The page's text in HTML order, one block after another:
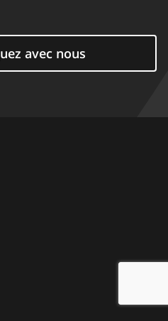
avec nous